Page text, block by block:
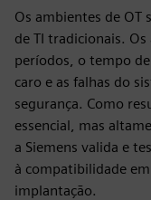
Os ambientes de OT
de TI tradicionais.
períodos, o tempo
caro e as falhas do
segurança. Como
essencial, mas
a Siemens valida e
à compatibilidade
implantação.